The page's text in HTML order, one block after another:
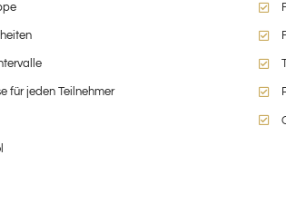
für jeden Teilnehmer